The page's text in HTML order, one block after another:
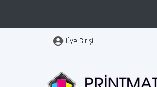
Üye Girişi